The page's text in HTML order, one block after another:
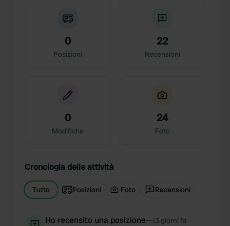
0
Posizioni
22
Recensioni
0
Modifiche
24
Foto
Cronologia delle attività
Tutto Posizioni Foto Recensioni
Ho recensito una posizione—13 giorni fa